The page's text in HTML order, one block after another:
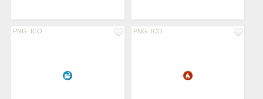
PNG ICO PNG ICO